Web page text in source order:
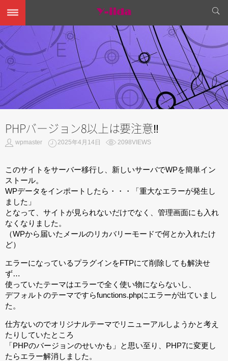
PHPバージョン8以上は要注意‼
wpmaster 2025年4月14日 2098VIEWS
このサイトをサーバー移行し、新しいサーバでWPを簡単イン
ストール。
WPデータをインポートしたら・・・「重大なエラーが発生し
ました」
となって、サイトが見られないだけでなく、管理画面にも入れ
なくなりました。
（WPから届いたメールのリカバリーモードで何とか入れたけ
ど）
エラーになっているプラグインをFTPにて削除しても解決せ
ず…
使っていたテーマはエラーで全く使い物にならないし、
デフォルトのテーマですらfunctions.phpにエラーが出ていまし
た。
仕方ないのでオリジナルテーマでリニューアルしようかと考え
たりしていたところ
「PHPのバージョンのせいかも」と思い至り、PHP7に変更し
たらエラー解消しました。